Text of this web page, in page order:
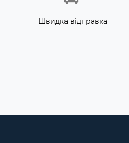
Швидка відправка